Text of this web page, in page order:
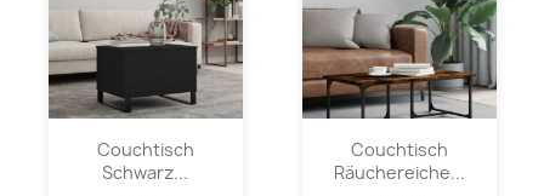
Couchtisch
Schwarz...
Couchtisch
Räuchereiche...